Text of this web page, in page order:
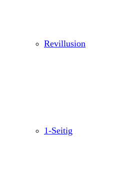
Revillusion
1-Seitig